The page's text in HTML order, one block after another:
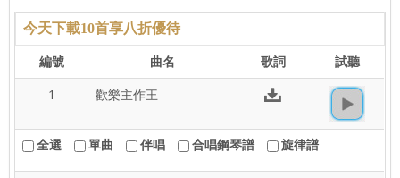
今天下載10首享八折優待
編號 曲名 歌詞
試聽
1
歡樂主作王
全選 單曲 伴唱 合唱鋼琴譜 旋律譜